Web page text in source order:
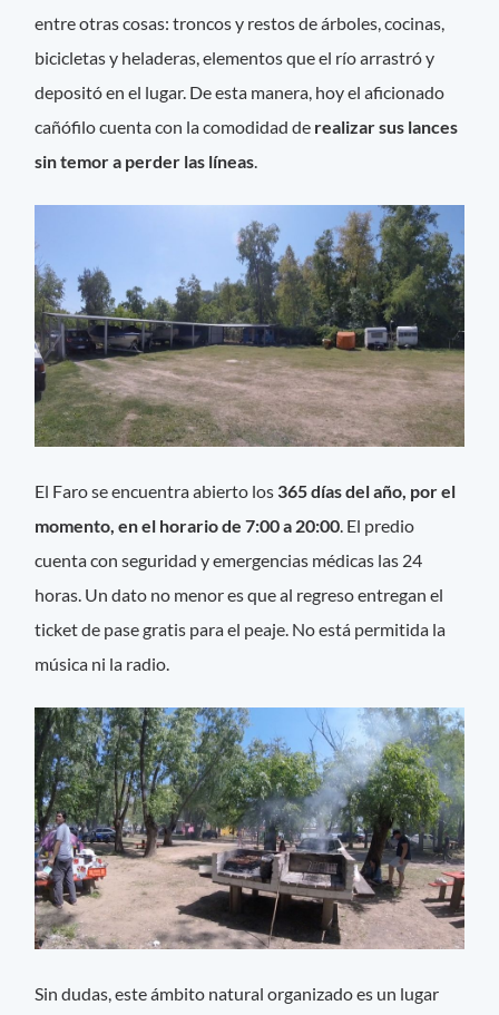
entre otras cosas: troncos y restos de árboles, cocinas,
bicicletas y heladeras, elementos que el río arrastró y
depositó en el lugar. De esta manera, hoy el aficionado
cañófilo cuenta con la comodidad de realizar sus lances
sin temor a perder las líneas.
El Faro se encuentra abierto los 365 días del año, por el
momento, en el horario de 7:00 a 20:00. El predio
cuenta con seguridad y emergencias médicas las 24
horas. Un dato no menor es que al regreso entregan el
ticket de pase gratis para el peaje. No está permitida la
música ni la radio.
Sin dudas, este ámbito natural organizado es un lugar